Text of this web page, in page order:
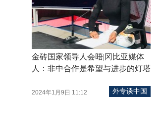
金砖国家领导人会晤|冈比亚媒体
人：非中合作是希望与进步的灯塔
外专谈中国
2024年1月9日 11:12